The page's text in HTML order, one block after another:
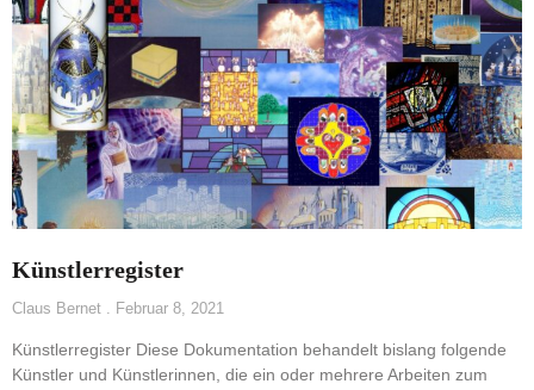
Künstlerregister
Claus Bernet Februar 8, 2021
Künstlerregister Diese Dokumentation behandelt bislang folgende
Künstler und Künstlerinnen, die ein oder mehrere Arbeiten zum